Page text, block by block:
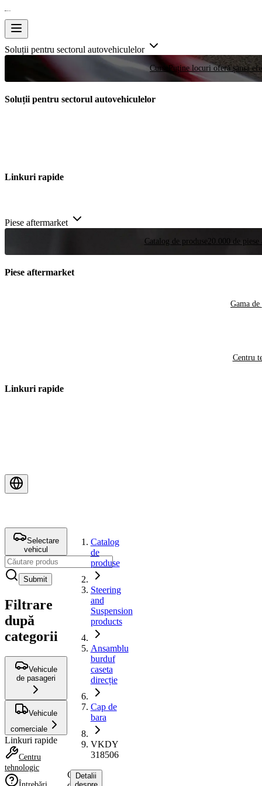
Soluții pentru sectorul autovehiculelor
Curse Puține locuri oferă șansa
Soluții pentru sectorul autovehiculelor
Linkuri rapide
Piese aftermarket
Catalog de produse 20.000 de
Piese aftermarket
Gama de
Centru
Linkuri rapide
Selectare
vehicul
Submit
Filtrare
după
categorii
Vehicule
de pasageri
Vehicule
comerciale
Linkuri rapide
Centru
tehnologic
Catalog
de
produse
Steering
and
Suspension
products
Ansamblu
burduf
caseta
direcție
Cap de
bara
VKDY
318506
CapDetalii